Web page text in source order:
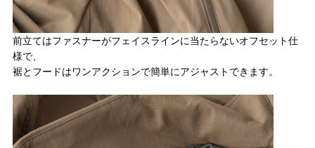
前立てはファスナーがフェイスラインに当たらないオフセット仕
様で、
裾とフードはワンアクションで簡単にアジャストできます。